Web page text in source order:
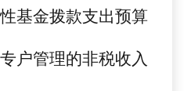
基金拨款支出预算
户管理的非税收入